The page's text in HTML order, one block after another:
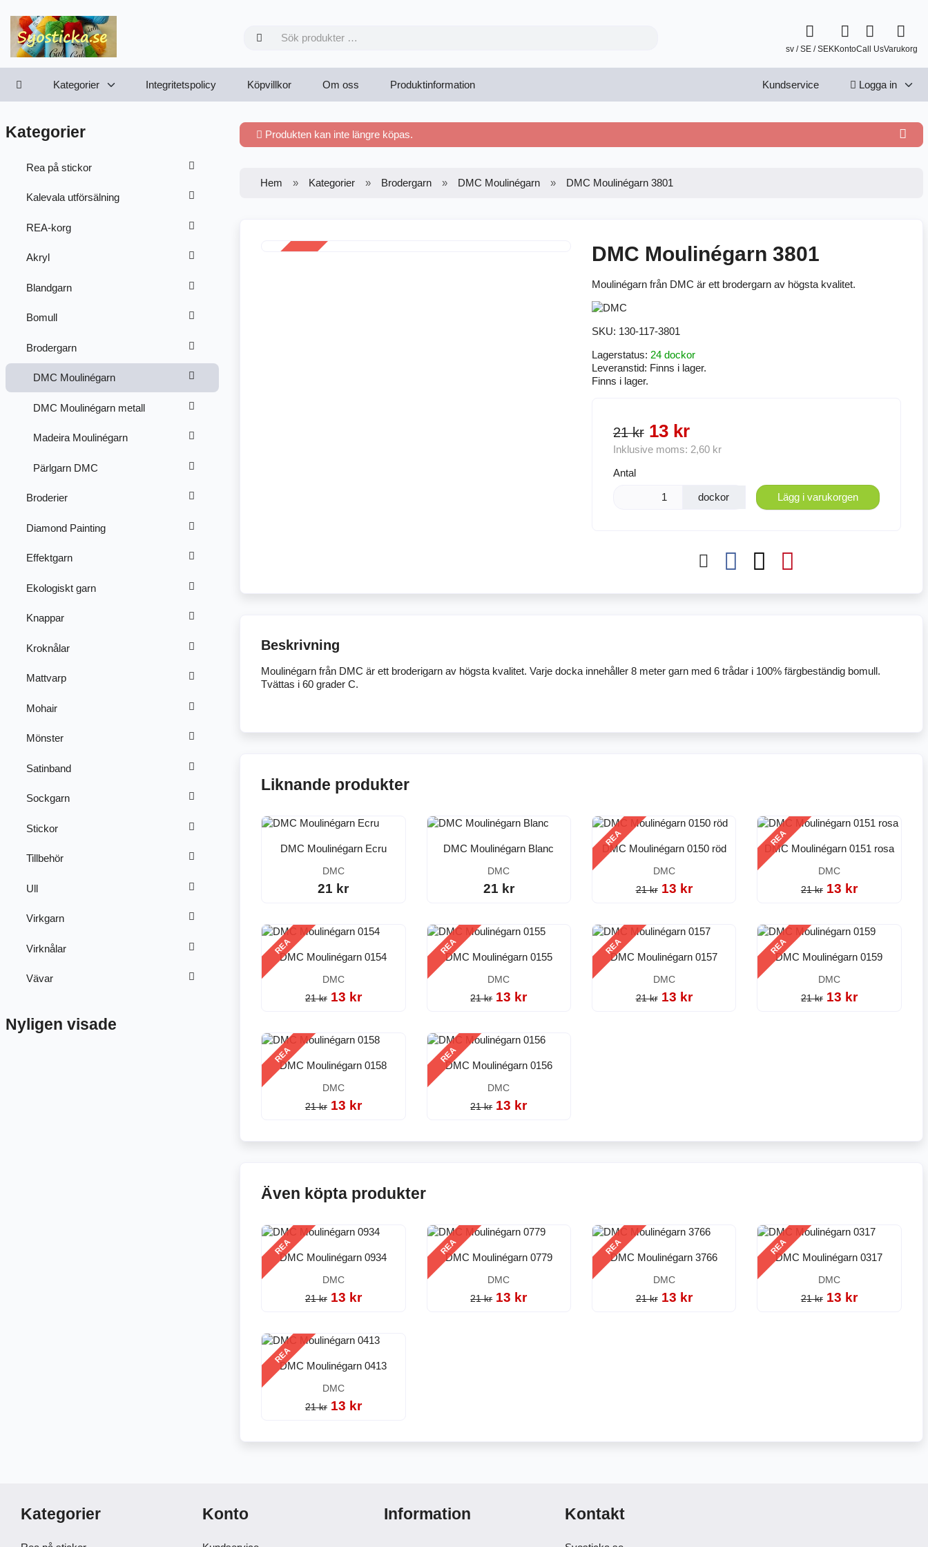
sv / SE / SEKKontoCall UsVarukorg
Kategorier Integritetspolicy Köpvillkor Om oss Produktinformation Kundservice Logga in
Kategorier
Rea på stickor
Kalevala utförsälning
REA-korg
Akryl
Blandgarn
Bomull
Brodergarn
DMC Moulinégarn
DMC Moulinégarn metall
Madeira Moulinégarn
Pärlgarn DMC
Broderier
Diamond Painting
Effektgarn
Ekologiskt garn
Knappar
Kroknålar
Mattvarp
Mohair
Mönster
Satinband
Sockgarn
Stickor
Tillbehör
Ull
Virkgarn
Virknålar
Vävar
Nyligen visade
Produkten kan inte längre köpas.
Hem Kategorier Brodergarn DMC Moulinégarn DMC Moulinégarn 3801
DMC Moulinégarn 3801
Moulinégarn från DMC är ett brodergarn av högsta kvalitet.
SKU: 130-117-3801
Lagerstatus: 24 dockor
Leveranstid: Finns i lager.
Finns i lager.
21 kr 13 kr
Inklusive moms: 2,60 kr
Antal
dockor Lägg i varukorgen
Beskrivning
Moulinégarn från DMC är ett broderigarn av högsta kvalitet. Varje docka innehåller 8 meter garn med 6 trådar i 100% färgbeständig bomull.
Tvättas i 60 grader C.
Liknande produkter
DMC Moulinégarn Ecru
DMC
21 kr
DMC Moulinégarn Blanc
DMC
21 kr
REA
DMC Moulinégarn 0150 röd
DMC
21 kr 13 kr
REA
DMC Moulinégarn 0151 rosa
DMC
21 kr 13 kr
REA
DMC Moulinégarn 0154
DMC
21 kr 13 kr
REA
DMC Moulinégarn 0155
DMC
21 kr 13 kr
REA
DMC Moulinégarn 0157
DMC
21 kr 13 kr
REA
DMC Moulinégarn 0159
DMC
21 kr 13 kr
REA
DMC Moulinégarn 0158
DMC
21 kr 13 kr
REA
DMC Moulinégarn 0156
DMC
21 kr 13 kr
Även köpta produkter
REA
DMC Moulinégarn 0934
DMC
21 kr 13 kr
REA
DMC Moulinégarn 0779
DMC
21 kr 13 kr
REA
DMC Moulinégarn 3766
DMC
21 kr 13 kr
REA
DMC Moulinégarn 0317
DMC
21 kr 13 kr
REA
DMC Moulinégarn 0413
DMC
21 kr 13 kr
Kategorier Konto Information Kontakt